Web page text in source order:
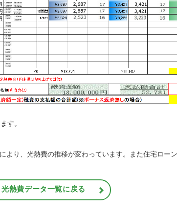
す。
より、光熱費の推移が変わっています。また住宅ロー
光熱費データ一覧に戻る